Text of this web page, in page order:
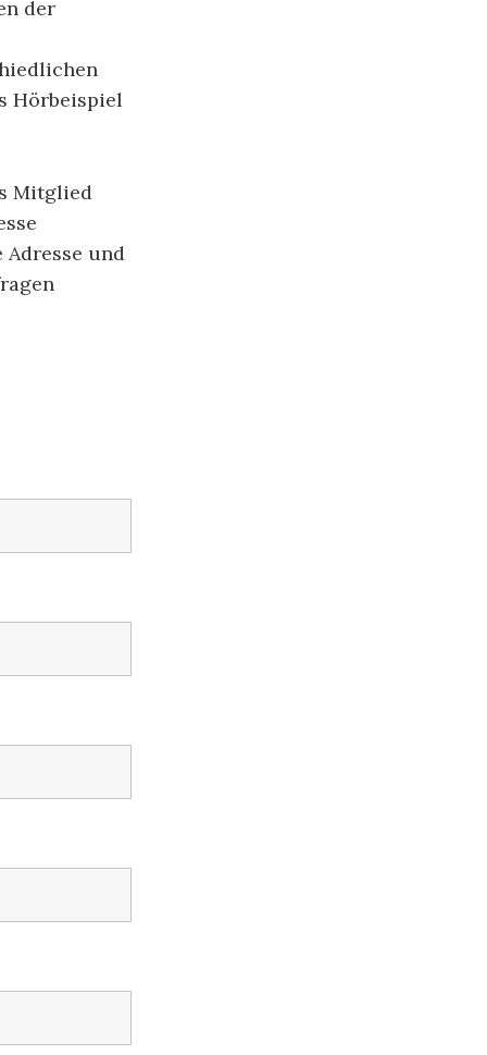
der
Hörbeispiel
Mitglied
und